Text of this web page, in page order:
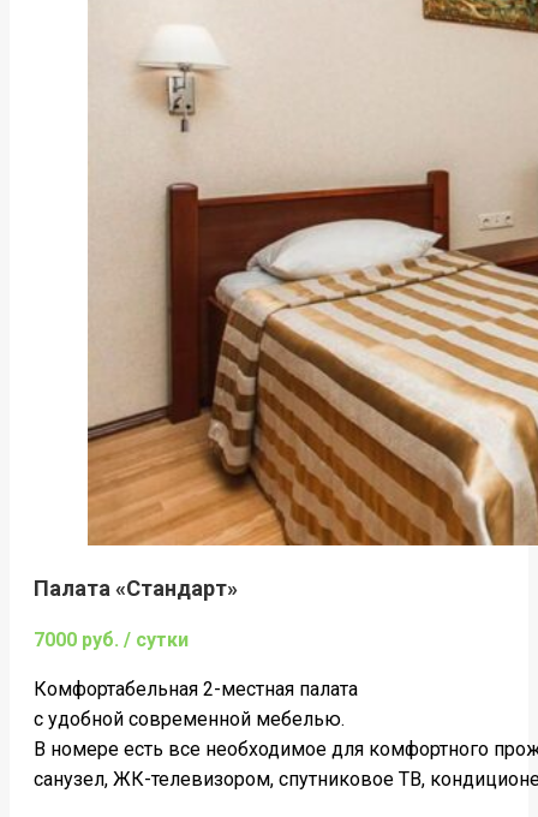
Палата «Стандарт»
7000 руб. / сутки
Комфортабельная 2-местная палата
c удобной современной мебелью.
В номере есть все необходимое для комфортного
санузел, ЖК-телевизором, спутниковое ТВ,